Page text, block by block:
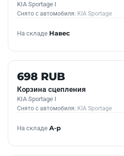
KIA Sportage I
Снято с автомобиля: KIA Sportage
На складе Навес
Б/У В НАЛИЧИИ
698 RUB
Корзина сцепления
KIA Sportage I
Снято с автомобиля: KIA Sportage
На складе А-р